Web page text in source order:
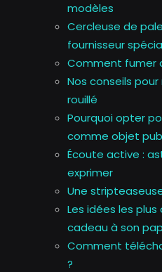
modèles
Cercleuse de
fournisseur
Comment fumer
Nos conseils
rouillé
Pourquoi opter
comme objet
Écoute active :
exprimer
Une
Les idées les
cadeau à son
Comment
?